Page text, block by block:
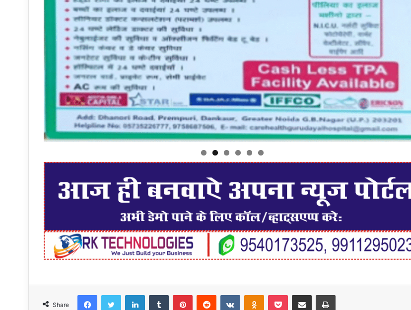
Share
FacebookTwitter LinkedInTumblr PinterestReddit VKontakteOdnoklassniki
Pocket Share via Email Print